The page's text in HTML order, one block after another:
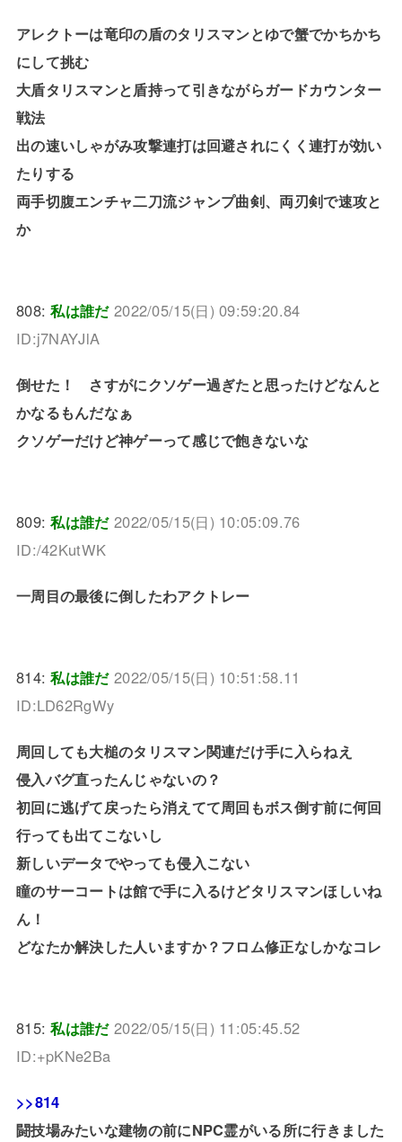
アレクトーは竜印の盾のタリスマンとゆで蟹でかちかち
にして挑む
大盾タリスマンと盾持って引きながらガードカウンター
戦法
出の速いしゃがみ攻撃連打は回避されにくく連打が効い
たりする
両手切腹エンチャ二刀流ジャンプ曲剣、両刃剣で速攻と
か
808:私は誰だ 2022/05/15(日) 09:59:20.84
ID:j7NAYJlA
倒せた！ さすがにクソゲー過ぎたと思ったけどなんと
かなるもんだなぁ
クソゲーだけど神ゲーって感じで飽きないな
809:私は誰だ 2022/05/15(日) 10:05:09.76
ID:/42KutWK
一周目の最後に倒したわアクトレー
814:私は誰だ 2022/05/15(日) 10:51:58.11
ID:LD62RgWy
周回しても大槌のタリスマン関連だけ手に入らねえ
侵入バグ直ったんじゃないの？
初回に逃げて戻ったら消えてて周回もボス倒す前に何回
行っても出てこないし
新しいデータでやっても侵入こない
瞳のサーコートは館で手に入るけどタリスマンほしいね
ん！
どなたか解決した人いますか？フロム修正なしかなコレ
815:私は誰だ 2022/05/15(日) 11:05:45.52
ID:+pKNe2Ba
>>814
闘技場みたいな建物の前にNPC霊がいる所に行きました